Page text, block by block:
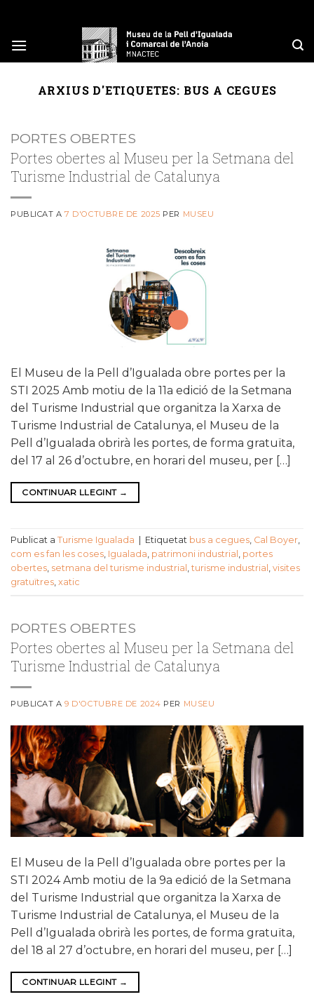
content
ARXIUS D'ETIQUETES: BUS A CEGUES
PORTES OBERTES
Portes obertes al Museu per la Setmana del
Turisme Industrial de Catalunya
PUBLICAT A7 D'OCTUBRE DE 2025 PER MUSEU
El Museu de la Pell d’Igualada obre portes per la
STI 2025 Amb motiu de la 11a edició de la Setmana
del Turisme Industrial que organitza la Xarxa de
Turisme Industrial de Catalunya, el Museu de la
Pell d’Igualada obrirà les portes, de forma gratuïta,
del 17 al 26 d’octubre, en horari del museu, per […]
CONTINUAR LLEGINT →
Publicat a Turisme Igualada Etiquetat bus a cegues, Cal Boyer,
com es fan les coses, Igualada, patrimoni industrial , portes
obertes, setmana del turisme industrial , turisme industrial , visites
gratuïtres, xatic
PORTES OBERTES
Portes obertes al Museu per la Setmana del
Turisme Industrial de Catalunya
PUBLICAT A9 D'OCTUBRE DE 2024 PER MUSEU
El Museu de la Pell d’Igualada obre portes per la
STI 2024 Amb motiu de la 9a edició de la Setmana
del Turisme Industrial que organitza la Xarxa de
Turisme Industrial de Catalunya, el Museu de la
Pell d’Igualada obrirà les portes, de forma gratuïta,
del 18 al 27 d’octubre, en horari del museu, per […]
CONTINUAR LLEGINT →